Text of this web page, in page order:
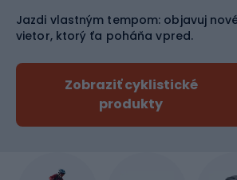
Jazdi vlastným tempom: objavuj
vietor, ktorý ťa poháňa vpred.
Zobraziť cyklistické
produkty